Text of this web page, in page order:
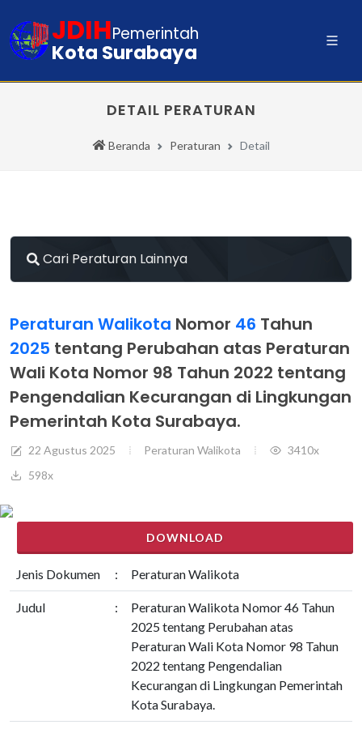
JDIHPemerintah
Kota Surabaya
DETAIL PERATURAN
Beranda Peraturan Detail
Cari Peraturan Lainnya
Peraturan Walikota Nomor 46 Tahun
2025 tentang Perubahan atas Peraturan
Wali Kota Nomor 98 Tahun 2022 tentang
Pengendalian Kecurangan di Lingkungan
Pemerintah Kota Surabaya.
22 Agustus 2025 Peraturan Walikota
3410x
598x
DOWNLOAD
Jenis Dokumen : Peraturan Walikota
Judul :
Peraturan Walikota Nomor 46 Tahun
2025 tentang Perubahan atas
Peraturan Wali Kota Nomor 98 Tahun
2022 tentang Pengendalian
Kecurangan di Lingkungan Pemerintah
Kota Surabaya.